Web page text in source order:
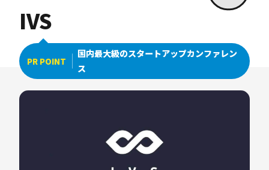
IVS
PR POINT
国内最大級のスタートアップカンファレン
ス